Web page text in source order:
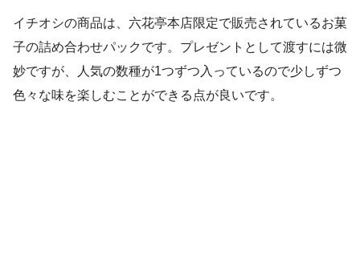
イチオシの商品は、六花亭本店限定で販売されているお菓
子の詰め合わせパックです。プレゼントとして渡すには微
妙ですが、人気の数種が1つずつ入っているので少しずつ
色々な味を楽しむことができる点が良いです。